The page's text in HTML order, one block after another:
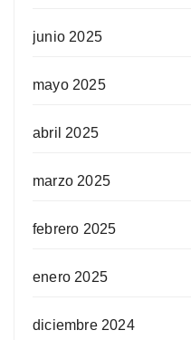
junio 2025
mayo 2025
abril 2025
marzo 2025
febrero 2025
enero 2025
diciembre 2024